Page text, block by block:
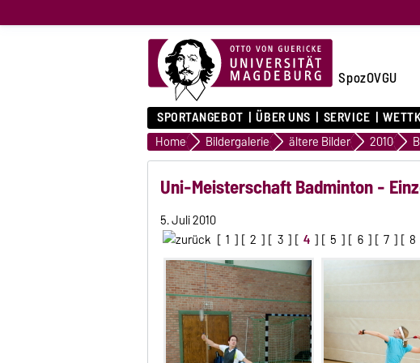
SpozOVGU
SPORTANGEBOT ÜBER UNS SERVICE
Home Bildergalerie ältere Bilder 2010
Uni-Meisterschaft Badminton -
5. Juli 2010
[ 1 ] [ 2 ] [ 3 ] [ 4 ] [ 5 ] [ 6 ] [ 7 ] [ 8